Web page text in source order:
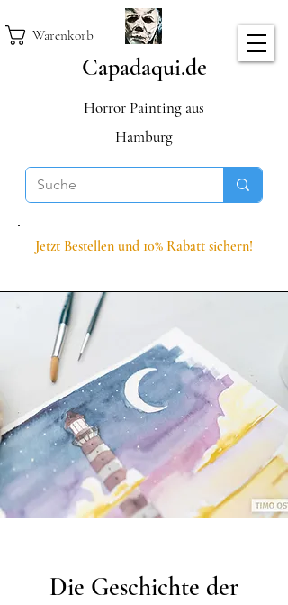
Warenkorb
Capadaqui.de
Horror Painting aus
Hamburg
Jetzt Bestellen und 10% Rabatt sichern!
Die Geschichte der